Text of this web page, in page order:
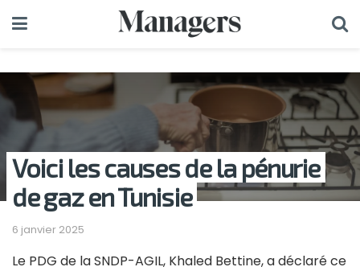
Voici les causes de la pénurie
de gaz en Tunisie
6 janvier 2025
Le PDG de la SNDP-AGIL, Khaled Bettine, a déclaré ce